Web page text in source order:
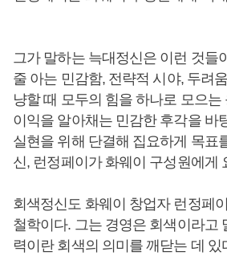
그가 말하는 늑대정신은 이런 것들
줄 아는 민감함, 전략적 시야, 두려
냥할 때 모두의 힘을 하나로 모으는
이익을 알아채는 민감한 후각을 바
실현을 위해 단결해 집요하게 목표
신, 런정페이가 화웨이 구성원에게
회색정신도 화웨이 창업자 런정페
철학이다. 그는 경영은 회색이라고
력이란 회색의 의미를 깨닫는 데 있